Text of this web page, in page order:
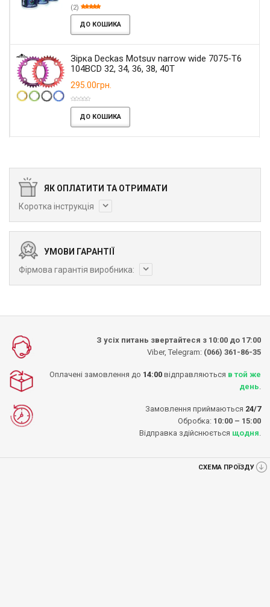
(2)
ДО КОШИКА
Зірка Deckas Motsuv narrow wide 7075-T6
104BCD 32, 34, 36, 38, 40T
295.00грн.
ДО КОШИКА
ЯК ОПЛАТИТИ ТА ОТРИМАТИ
Коротка інструкція
УМОВИ ГАРАНТІЇ
Фірмова гарантія виробника:
З усіх питань звертайтеся з 10:00 до 17:00
Viber, Telegram: (066) 361-86-35
Оплачені замовлення до 14:00 відправляються в той же
день
Замовлення приймаються 24/7
Обробка: 10:00 – 15:00
Відправка здійснюється щодня
СХЕМА ПРОЇЗДУ